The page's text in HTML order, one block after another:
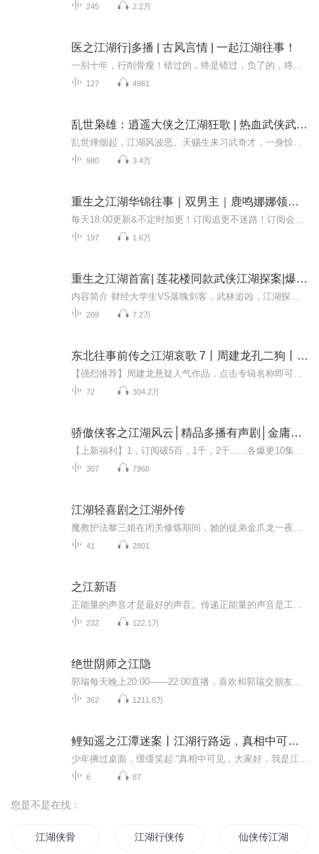
245 2.2万
医之江湖行|多播 | 古风言情 | 一起江湖往事！
127 4981
乱世枭雄：逍遥大侠之江湖狂歌 | 热血武侠武林风云
980 3.4万
重生之江湖华锦往事｜双男主｜鹿鸣娜娜领衔精品多播｜古言高甜
197 1.6万
重生之江湖首富| 莲花楼同款武侠江湖探案|爆笑种田经商|VIP免费
209 7.2万
东北往事前传之江湖哀歌 7丨周建龙孔二狗丨都市犯罪
72 304.2万
骄傲侠客之江湖风云│精品多播有声剧│金庸武侠风│玄幻奇幻│会员免费
307 7968
江湖轻喜剧之江湖外传
41 2801
之江新语
232 122.1万
绝世阴师之江隐
362 1211.8万
鲤知遥之江潭迷案丨江湖行路远，真相中可见丨糯米空间
6 87
您是不是在找：
江湖侠骨 江湖行侠传 仙侠传江湖